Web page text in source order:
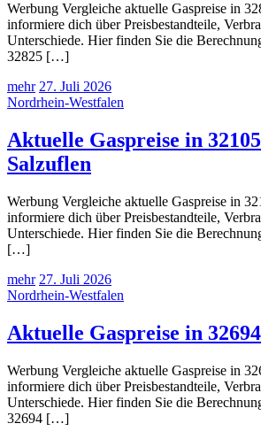
Werbung Vergleiche aktuelle Gaspreise in
informiere dich über Preisbestandteile,
Unterschiede. Hier finden Sie die
32825 […]
mehr 27. Juli 2026
Nordrhein-Westfalen
Aktuelle Gaspreise in
Salzuflen
Werbung Vergleiche aktuelle Gaspreise in
informiere dich über Preisbestandteile,
Unterschiede. Hier finden Sie die
[…]
mehr 27. Juli 2026
Nordrhein-Westfalen
Aktuelle Gaspreise in
Werbung Vergleiche aktuelle Gaspreise in
informiere dich über Preisbestandteile,
Unterschiede. Hier finden Sie die
32694 […]